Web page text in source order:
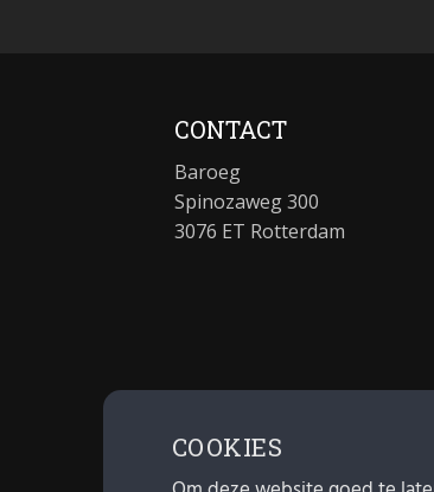
CONTACT
Baroeg
Spinozaweg 300
3076 ET Rotterdam
COOKIES